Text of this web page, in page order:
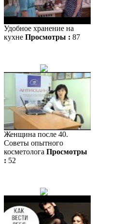
Удобное хранение на
кухне Просмотры : 87
Женщина после 40.
Советы опытного
косметолога Просмотры
: 52